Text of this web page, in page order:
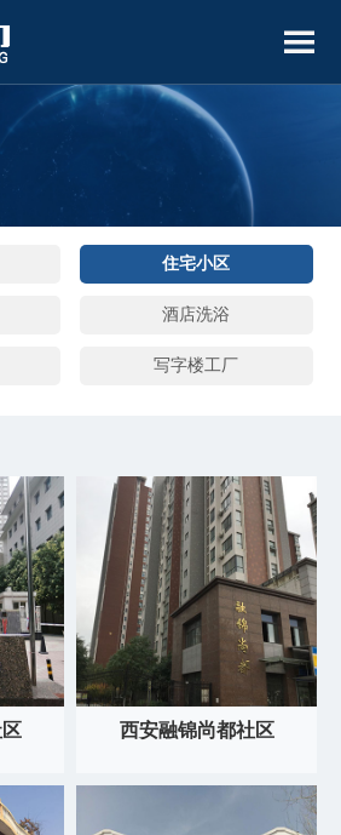
住宅小区
酒店洗浴
写字楼工厂
西安融锦尚都社区